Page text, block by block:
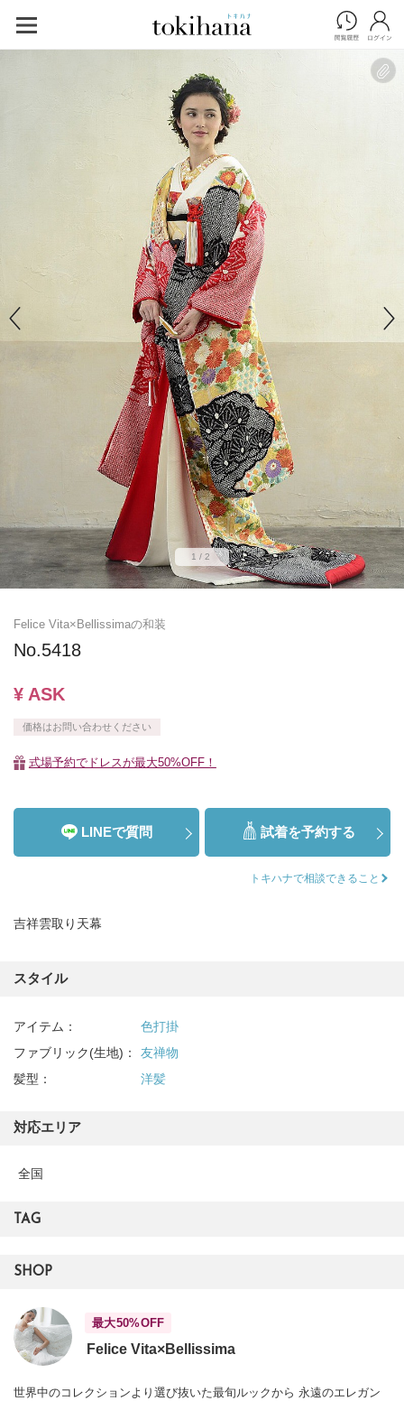
1/2
Felice Vita×Bellissimaの和装
No.5418
¥ ASK
価格はお問い合わせください
式場予約でドレスが最大50%OFF！
LINEで質問 試着を予約する
トキハナで相談できること
吉祥雲取り天幕
スタイル
アイテム：
色打掛
ファブリック(生地)：
友禅物
髪型：
洋髪
対応エリア
全国
TAG
SHOP
最大50%OFF
Felice Vita×Bellissima
世界中のコレクションより選び抜いた最旬ルックから 永遠のエレガン